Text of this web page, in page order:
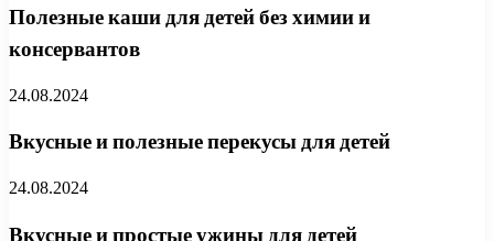
Полезные каши для детей без химии и
консервантов
24.08.2024
Вкусные и полезные перекусы для детей
24.08.2024
Вкусные и простые ужины для детей